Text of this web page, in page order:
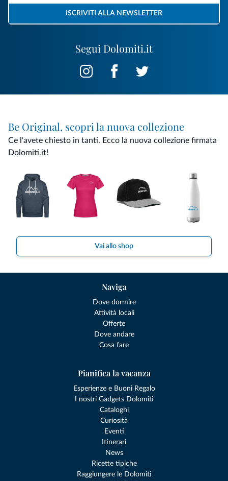
Segui Dolomiti.it
ISCRIVITI ALLA NEWSLETTER
Be Original, scopri la nuova collezione
Ce l'avete chiesto in tanti. Ecco la nuova collezione firmata
Dolomiti.it!
Vai allo shop
Naviga
Dove dormire
Attività locali
Offerte
Dove andare
Cosa fare
Pianifica la vacanza
Esperienze e Buoni Regalo
I nostri Gadgets Dolomiti
Cataloghi
Curiosità
Eventi
Itinerari
News
Ricette tipiche
Raggiungere le Dolomiti